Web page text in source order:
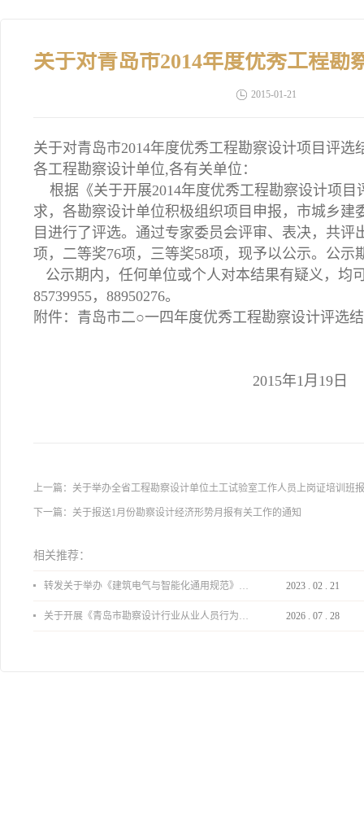
2015-01-21
关于对青岛市2014年度优秀工程勘察设计项目评选
各工程勘察设计单位,各有关单位：
根据《关于开展2014年度优秀工程勘察设计项目
求，各勘察设计单位积极组织项目申报，市城乡
目进行了评选。通过专家委员会评审、表决，共
项，二等奖76项，三等奖58项，现予以公示。公
公示期内，任何单位或个人对本结果有疑义，均
85739955，88950276。
附件：青岛市二○一四年度优秀工程勘察设计评选
2015年1月19日
上一篇： 关于举办全省工程勘察设计单位土工试验室工作人员上岗证培训班
下一篇： 关于报送1月份勘察设计经济形势月报有关工作的通知
相关推荐：
转发关于举办《建筑电气与智能化通用规范》 GB55024-2022公益宣贯的通知 2023 . 02 . 21
关于开展《青岛市勘察设计行业从业人员行为导则》、《青岛市住宅工程设计审查品质提升指引（2026版）》宣贯活动的通知 2026 . 07 . 28